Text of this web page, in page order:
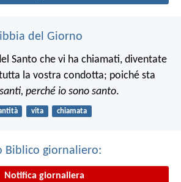
del Giorno
Santo che vi ha chiamati, diventate
la vostra condotta; poiché sta
perché io sono santo.
vita chiamata
Biblico giornaliero:
Notifica giornaliera